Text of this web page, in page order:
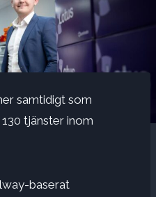
samtidigt som
tjänster inom
baserat